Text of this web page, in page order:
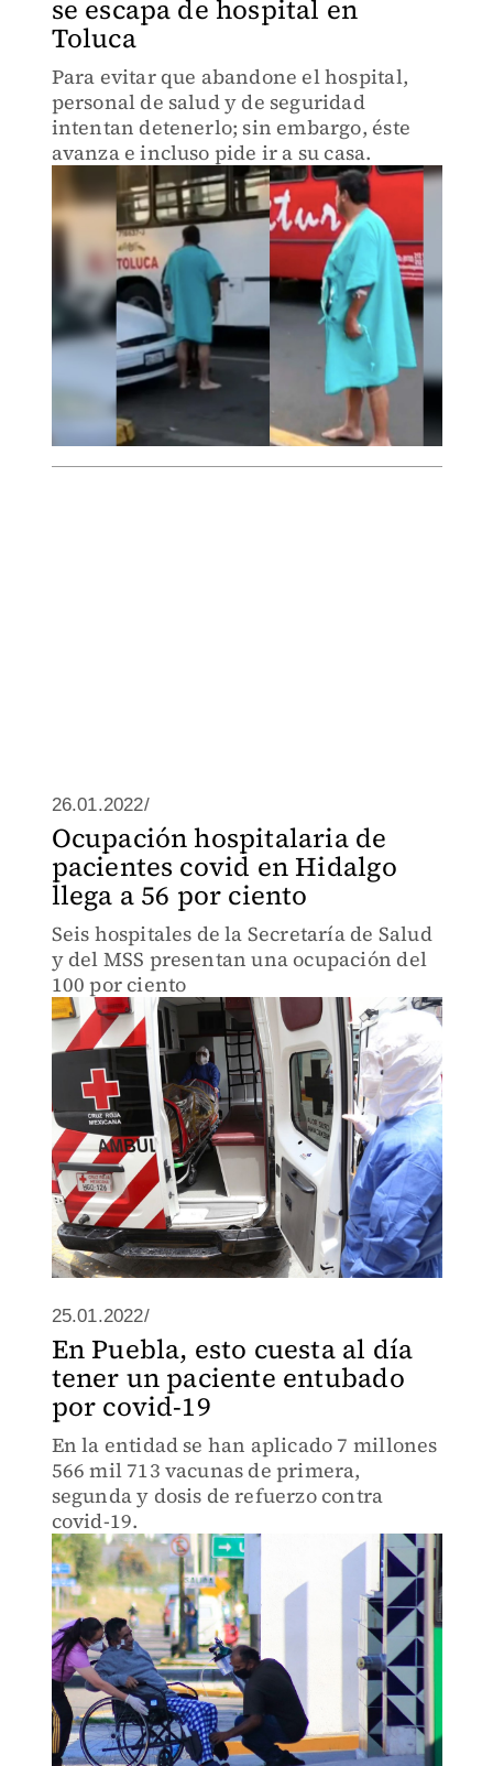
se escapa de hospital en
Toluca
Para evitar que abandone el hospital,
personal de salud y de seguridad
intentan detenerlo; sin embargo, éste
avanza e incluso pide ir a su casa.
26.01.2022/
Ocupación hospitalaria de
pacientes covid en Hidalgo
llega a 56 por ciento
Seis hospitales de la Secretaría de Salud
y del MSS presentan una ocupación del
100 por ciento
25.01.2022/
En Puebla, esto cuesta al día
tener un paciente entubado
por covid-19
En la entidad se han aplicado 7 millones
566 mil 713 vacunas de primera,
segunda y dosis de refuerzo contra
covid-19.